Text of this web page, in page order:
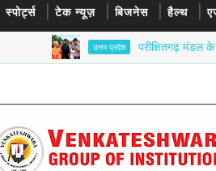
स्पोर्ट्स टेक न्यूज़ बिजनेस हैल्थ
उत्तर प्रदेश परीक्षितगढ़ मंडल के